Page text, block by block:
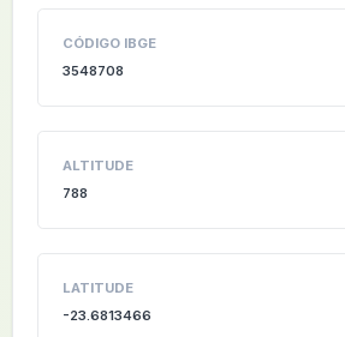
CÓDIGO IBGE
3548708
ALTITUDE
788
LATITUDE
-23.6813466